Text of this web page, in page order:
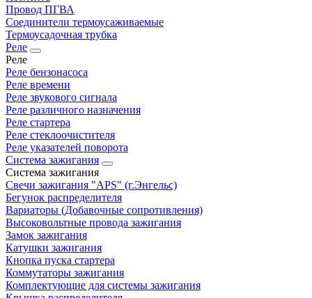
Провод ПГВА
Соединители термоусаживаемые
Термоусадочная трубка
Реле
Реле
Реле бензонасоса
Реле времени
Реле звукового сигнала
Реле различного назначения
Реле стартера
Реле стеклоочистителя
Реле указателей поворота
Система зажигания
Система зажигания
Свечи зажигания "APS" (г.Энгельс)
Бегунок распределителя
Вариаторы (Добавочные сопротивления)
Высоковольтные провода зажигания
Замок зажигания
Катушки зажигания
Кнопка пуска стартера
Коммутаторы зажигания
Комплектующие для системы зажигания